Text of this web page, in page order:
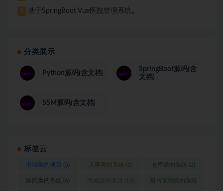
5 基于SpringBoot Vue医院管理系统,,
分类展示
Python源码(含文档)
SpringBoot源码(含
文档)
SSM源码(含文档)
标签云
书城类的项目 (5) 人事类的系统 (1) 仓库类的系统 (2)
医院类的系统 (4) 图书管理类的系统